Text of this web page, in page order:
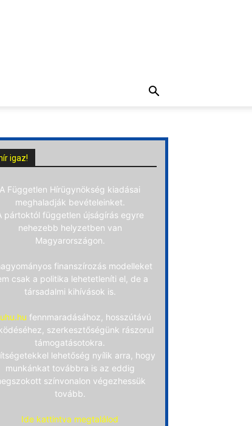
igaz!
A Független Hírügynökség kiadásai
meghaladják bevételeinket.
pártoktól független újságírás egyre
nehezebb helyzetben van
Magyarországon.
finanszírozás modelleket
csak a politika lehetetleníti el, de a
társadalmi kihívások is.
fennmaradásához, hosszútávú
szerkesztőségünk rászorul
támogatásotokra.
lehetőség nyílik arra, hogy
munkánkat továbbra is az eddig
színvonalon végezhessük
tovább.
Ide kattintva megtalálod